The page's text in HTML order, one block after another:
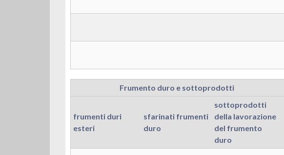
Frumento duro e sottoprodotti
frumenti duri
esteri
sfarinati frumenti
duro
sottoprodotti
della lavorazione
del frumento
duro